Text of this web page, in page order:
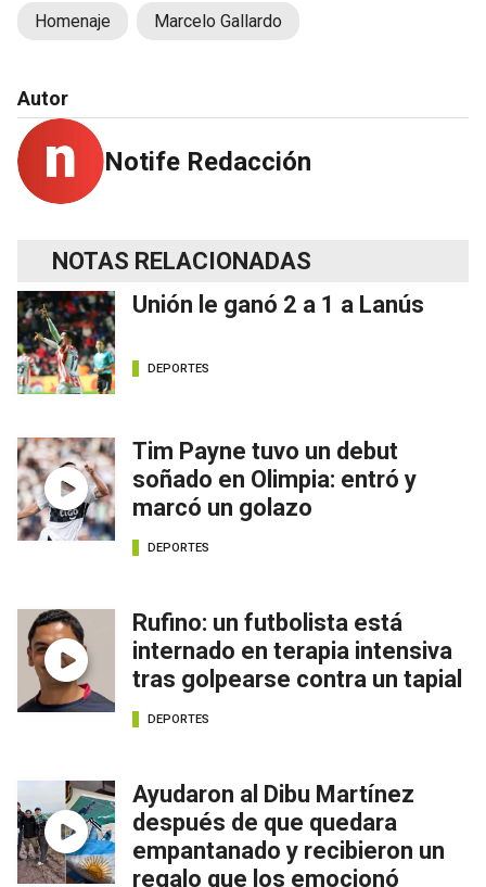
Homenaje Marcelo Gallardo
Autor
Notife Redacción
NOTAS RELACIONADAS
Unión le ganó 2 a 1 a Lanús
DEPORTES
Tim Payne tuvo un debut
soñado en Olimpia: entró y
marcó un golazo
DEPORTES
Rufino: un futbolista está
internado en terapia intensiva
tras golpearse contra un tapial
DEPORTES
Ayudaron al Dibu Martínez
después de que quedara
empantanado y recibieron un
regalo que los emocionó